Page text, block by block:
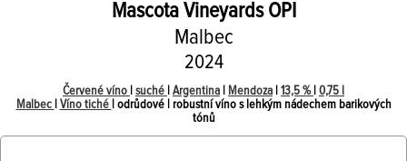
Mascota VineyardsOPI
Malbec
2024
Červené víno suché Argentina Mendoza 13,5 % 0,75 l
Malbec
Víno tiché
| odrůdové | robustní víno s lehkým nádechem barikových
tónů